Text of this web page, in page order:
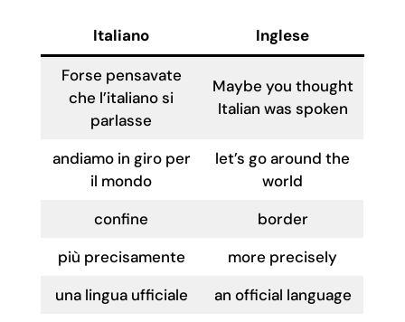
Italiano
Inglese
Forse pensavate
che l’italiano si
parlasse
Maybe you thought
Italian was spoken
andiamo in giro per
il mondo
let’s go around the
world
confine
border
più precisamente
more precisely
una lingua ufficiale
an official language